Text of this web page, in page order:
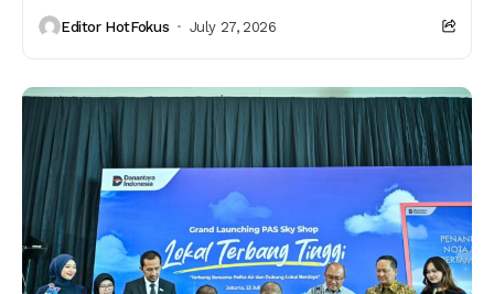
Editor HotFokus July 27, 2026